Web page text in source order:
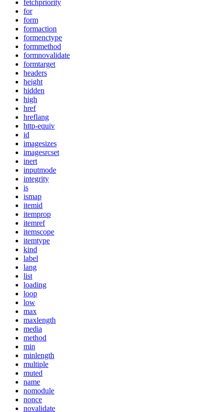
fetchpriority
for
form
formaction
formenctype
formmethod
formnovalidate
formtarget
headers
height
hidden
high
href
hreflang
http-equiv
id
imagesizes
imagesrcset
inert
inputmode
integrity
is
ismap
itemid
itemprop
itemref
itemscope
itemtype
kind
label
lang
list
loading
loop
low
max
maxlength
media
method
min
minlength
multiple
muted
name
nomodule
nonce
novalidate